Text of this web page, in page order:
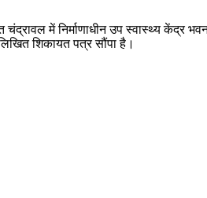
चंद्रावल में निर्माणाधीन उप स्वास्थ्य केंद्र
शिकायत पत्र सौंपा है।